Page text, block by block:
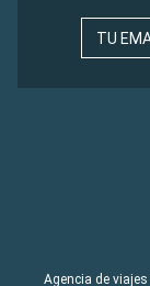
TU
Agencia de viajes